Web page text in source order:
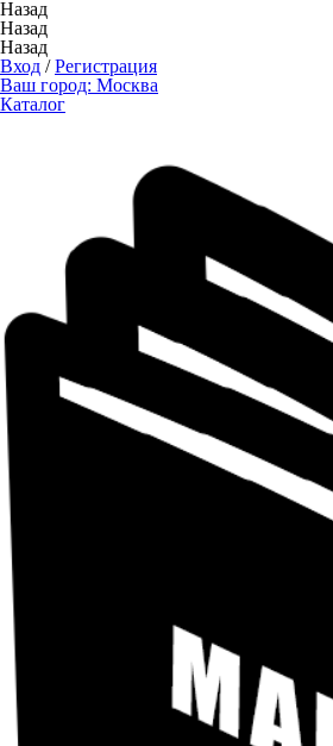
Назад
Назад
Назад
Вход /Регистрация
Ваш город: Москва
Каталог